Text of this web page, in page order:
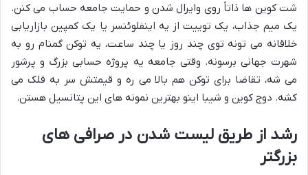
شت کوین ها ذاتاً روی وایرال شدن و حمایت جامعه حساب می کنن.
یک میم جذاب، یک توییت از یه اینفلوئنسر یا یک کمپین بازاریابی
خلاقانه می تونه توی چند روز یا چند ساعت، یه توکن گمنام رو به
شهرت جهانی برسونه. وقتی جامعه یه پروژه حسابی بزرگ و پرشور
می شه، تقاضا برای توکن هم بالا می ره و قیمتش سر به فلک می
کشه. دوج کوین و شیبا اینو بهترین نمونه های این پتانسیل هستن.
رشد از طریق لیست شدن در صرافی های
بزرگتر